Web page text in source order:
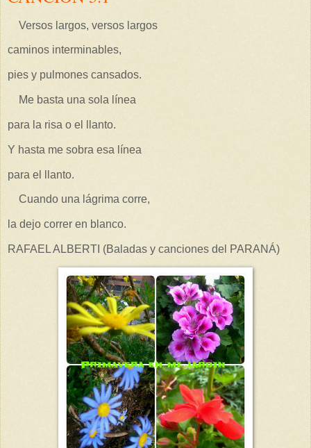
Versos largos, versos largos
caminos interminables,
pies y pulmones cansados.
Me basta una sola línea
para la risa o el llanto.
Y hasta me sobra esa línea
para el llanto.
Cuando una lágrima corre,
la dejo correr en blanco.
RAFAEL ALBERTI (Baladas y canciones del PARANÁ)